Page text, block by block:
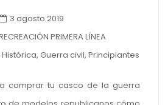
3 agosto 2019
PRIMERA LÍNEA
, Guerra civil, Principiantes
comprar tu casco de la guerra